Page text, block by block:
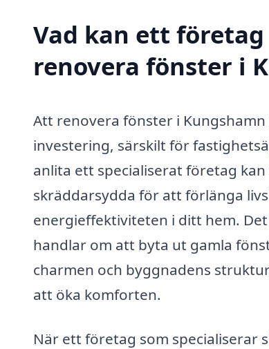
Vad kan ett
renovera fönster i
Att renovera fönster i
investering, särskilt för
anlita ett specialiserat företag
skräddarsydda för att förlänga
energieffektiviteten i ditt hem.
handlar om att byta ut gamla
charmen och byggnadens
att öka komforten.
När ett företag som specialiserar